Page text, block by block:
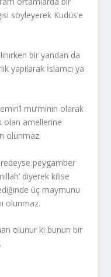
söyleyerek Kudüs’e
bir yandan da
yapılarak İslamcı ya
mu’minin olarak
olan amellerine
olunmaz.
peygamber
diyerek kilise
üç maymunu
olunmaz.
olunur ki bunun bir